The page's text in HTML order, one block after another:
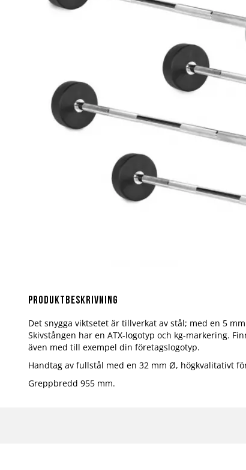
början
bildgalleriet
Produktbeskrivning
Det snygga viktsetet är tillverkat av stål; med en 5
Skivstången har en ATX-logotyp och kg-markering.
även med till exempel din företagslogotyp.
Handtag av fullstål med en 32 mm Ø, högkvalitativt
Greppbredd 955 mm.